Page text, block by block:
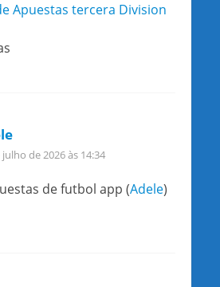
Apuestas tercera Division
julho de 2026 às 14:34
de futbol app (Adele)